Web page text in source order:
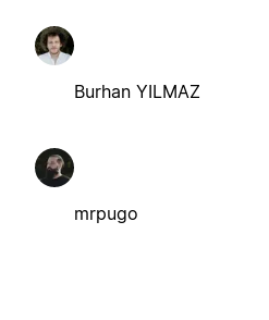
Burhan YILMAZ
mrpugo